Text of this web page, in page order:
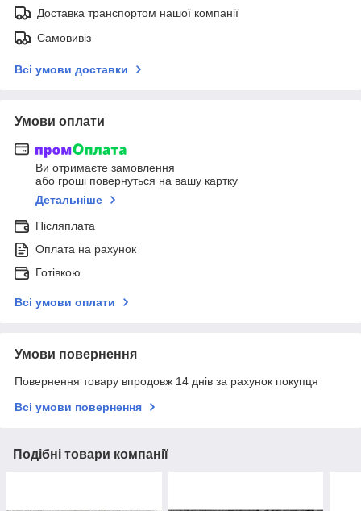
Доставка транспортом нашої компанії
Самовивіз
Всі умови доставки
Умови оплати
Ви отримаєте замовлення
або гроші повернуться на вашу картку
Детальніше
Післяплата
Оплата на рахунок
Готівкою
Всі умови оплати
Умови повернення
Повернення товару впродовж 14 днів за рахунок покупця
Всі умови повернення
Подібні товари компанії